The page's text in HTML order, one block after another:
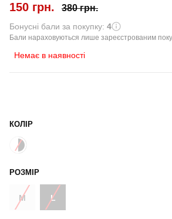
150 грн. 380 грн.
Бонусні бали за покупку: 4
Бали нараховуються лише зареєстрованим
Немає в наявності
КОЛІР
РОЗМІР
M L